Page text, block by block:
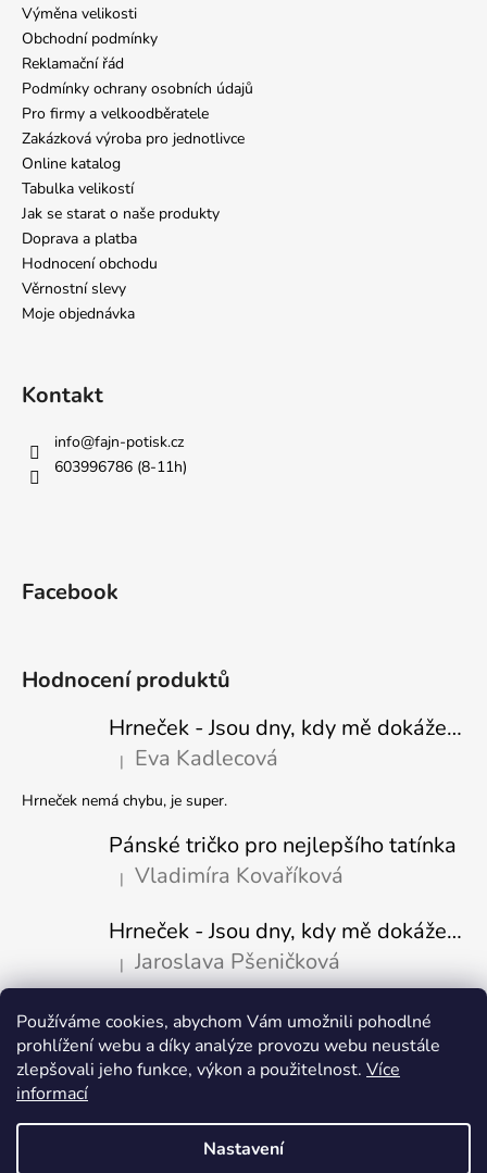
Používáme cookies, abychom Vám umožnili pohodlné
prohlížení webu a díky analýze provozu webu neustále
zlepšovali jeho funkce, výkon a použitelnost. Více
informací
Nastavení
Výměna velikosti
Obchodní podmínky
Reklamační řád
Podmínky ochrany osobních údajů
Pro firmy a velkoodběratele
Zakázková výroba pro jednotlivce
Online katalog
Tabulka velikostí
Jak se starat o naše produkty
Doprava a platba
Hodnocení obchodu
Věrnostní slevy
Moje objednávka
Kontakt
info@fajn-potisk.cz
603996786 (8-11h)
Facebook
Hodnocení produktů
Hrneček - Jsou dny, kdy mě dokáže nasrat i vzduch - Sova
Hodnocení produktu je 5 z 5 hvězdiček.
| Eva Kadlecová
Hrneček nemá chybu, je super.
Pánské tričko pro nejlepšího tatínka
Hodnocení produktu je 5 z 5 hvězdiček.
| Vladimíra Kovaříková
Hrneček - Jsou dny, kdy mě dokáže nasrat i vzduch-naštvaný pejsek
Hodnocení produktu je 5 z 5 hvězdiček.
| Jaroslava Pšeničková
Přijímáme online platby